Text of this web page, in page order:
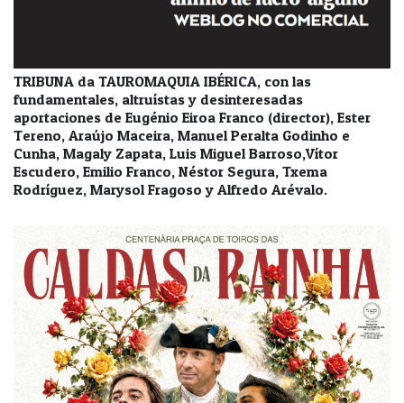
TRIBUNA da TAUROMAQUIA IBÉRICA, con las
fundamentales, altruístas y desinteresadas
aportaciones de Eugénio Eiroa Franco (director), Ester
Tereno, Araújo Maceira, Manuel Peralta Godinho e
Cunha, Magaly Zapata, Luis Miguel Barroso,Vítor
Escudero, Emilio Franco, Néstor Segura, Txema
Rodríguez, Marysol Fragoso y Alfredo Arévalo.